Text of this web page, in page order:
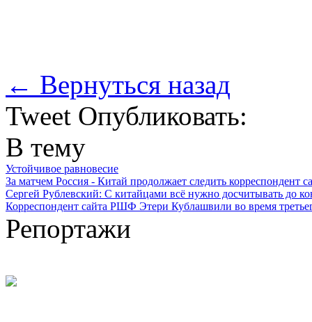
← Вернуться назад
Tweet Опубликовать:
В тему
Устойчивое равновесие
За матчем Россия - Китай продолжает следить
Сергей Рублевский: С китайцами всё нужно досчитывать до
Корреспондент сайта РШФ Этери Кублашвили во время
Репортажи